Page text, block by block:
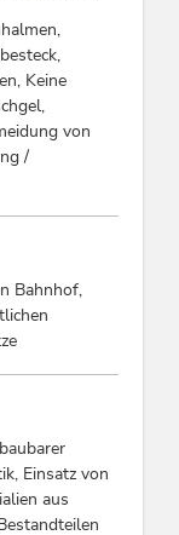
Keine
von
/
Bahnhof,
Einsatz von
aus